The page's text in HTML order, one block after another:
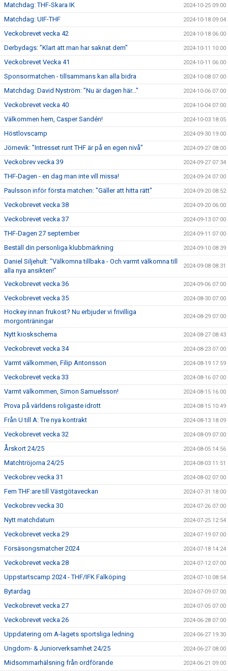
Matchdag: THF-Skara IK 2024-10-25 09:00
Matchdag: UIF-THF 2024-10-18 09:04
Veckobrevet vecka 42 2024-10-18 06:00
Derbydags: ”Klart att man har saknat dem" 2024-10-11 10:00
Veckobrevet Vecka 41 2024-10-11 06:00
Sponsormatchen - tillsammans kan alla bidra 2024-10-08 07:00
Matchdag: David Nyström: ”Nu är dagen här..." 2024-10-06 07:00
Veckobrevet vecka 40 2024-10-04 07:00
Välkommen hem, Casper Sandén! 2024-10-03 18:05
Höstlovscamp 2024-09-30 19:00
Jörnevik: ”Intresset runt THF är på en egen nivå” 2024-09-27 08:00
Veckobrev vecka 39 2024-09-27 07:34
THF-Dagen - en dag man inte vill missa! 2024-09-24 07:00
Paulsson inför första matchen: "Gäller att hitta rätt" 2024-09-20 08:52
Veckobrevet vecka 38 2024-09-20 06:00
Veckobrevet vecka 37 2024-09-13 07:00
THF-Dagen 27 september 2024-09-11 07:00
Beställ din personliga klubbmärkning 2024-09-10 08:39
Daniel Siljehult: "Välkomna tillbaka - Och varmt välkomna till
alla nya ansikten!"
2024-09-08 08:31
Veckobrevet vecka 36 2024-09-06 07:00
Veckobrevet vecka 35 2024-08-30 07:00
Hockey innan frukost? Nu erbjuder vi frivilliga
morgonträningar
2024-08-29 07:00
Nytt kioskschema 2024-08-27 08:43
Veckobrevet vecka 34 2024-08-23 07:00
Varmt välkommen, Filip Antonsson 2024-08-19 17:59
Veckobrevet vecka 33 2024-08-16 07:00
Varmt välkommen, Simon Samuelsson! 2024-08-15 16:00
Prova på världens roligaste idrott 2024-08-15 10:49
Från U till A: Tre nya kontrakt 2024-08-13 18:09
Veckobrevet vecka 32 2024-08-09 07:00
Årskort 24/25 2024-08-05 14:56
Matchtröjorna 24/25 2024-08-03 11:51
Veckobrev vecka 31 2024-08-02 07:00
Fem THF:are till Västgötaveckan 2024-07-31 18:00
Veckobrev vecka 30 2024-07-26 07:00
Nytt matchdatum 2024-07-25 12:54
Veckobrevet vecka 29 2024-07-19 07:00
Försäsongsmatcher 2024 2024-07-18 14:24
Veckobrevet vecka 28 2024-07-12 07:00
Uppstartscamp 2024 - THF/IFK Falköping 2024-07-10 08:54
Bytardag 2024-07-09 07:00
Veckobrevet vecka 27 2024-07-05 07:00
Veckobrevet vecka 26 2024-06-28 07:00
Uppdatering om A-lagets sportsliga ledning 2024-06-27 19:30
Ungdom- & Juniorverksamhet 24/25 2024-06-27 08:00
Midsommarhälsning från ordförande 2024-06-21 09:00